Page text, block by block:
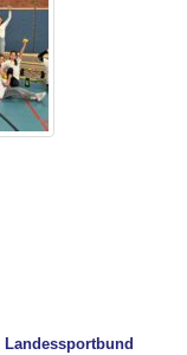
Landessportbund